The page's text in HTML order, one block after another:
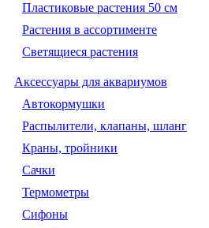
Пластиковые растения 50 см
Растения в ассортименте
Светящиеся растения
Аксессуары для аквариумов
Автокормушки
Распылители, клапаны, шланг
Краны, тройники
Сачки
Термометры
Сифоны